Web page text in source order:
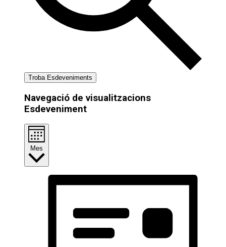
Troba Esdeveniments
Navegació de visualitzacions
Esdeveniment
Mes